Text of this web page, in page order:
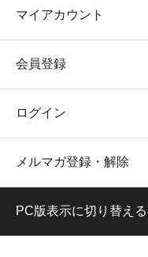
マイアカウント
会員登録
ログイン
メルマガ登録・解除
PC版表示に切り替える